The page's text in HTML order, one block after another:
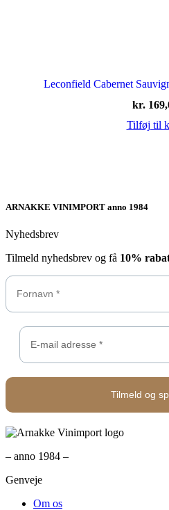
Leconfield Cabernet
kr.
Tilføj til
ARNAKKE VINIMPORT anno 1984
Nyhedsbrev
Tilmeld nyhedsbrev og få 10%
– anno 1984 –
Genveje
Om os